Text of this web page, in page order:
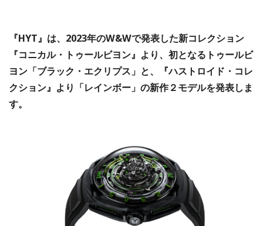
『HYT』は、2023年のW&Wで発表した新コレクション
『コニカル・トゥールビヨン』より、初となるトゥールビ
ヨン「ブラック・エクリプス」と、『ハストロイド・コレ
クション』より「レインボー」の新作２モデルを発表しま
す。